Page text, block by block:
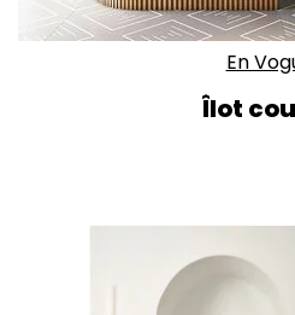
En
Îlot